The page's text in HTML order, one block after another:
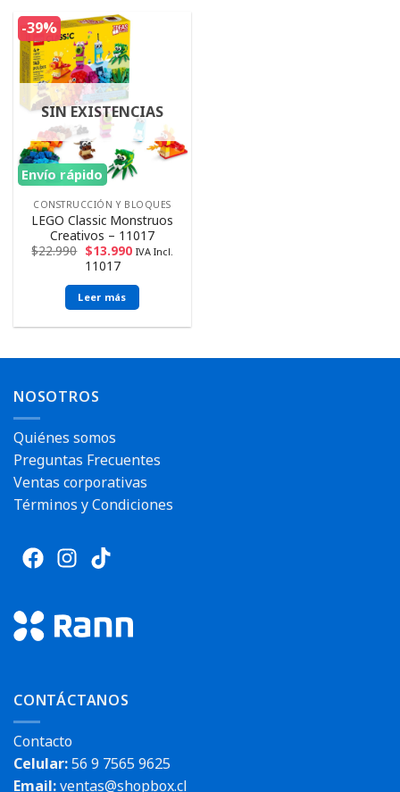
-39%
Envío rápido
SIN EXISTENCIAS
CONSTRUCCIÓN Y BLOQUES
LEGO Classic Monstruos
Creativos – 11017
$22.990 $13.990 IVA Incl.
11017
Leer más
NOSOTROS
Quiénes somos
Preguntas Frecuentes
Ventas corporativas
Términos y Condiciones
CONTÁCTANOS
Contacto
Celular:56 9 7565 9625
Email:ventas@shopbox.cl